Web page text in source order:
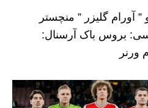
” آورام گلیزر ” منچستر
بروس باک آرسنال:
ورنر